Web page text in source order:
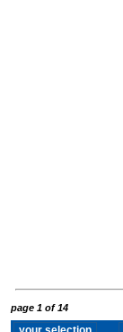
page 1 of 14